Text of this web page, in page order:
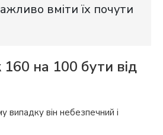
вміти їх почути
на 100 бути від
випадку він небезпечний і